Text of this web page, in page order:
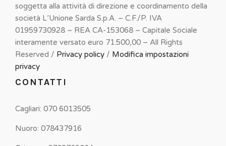
soggetta alla attività di direzione e coordinamento della
società L’Unione Sarda S.p.A. – C.F./P. IVA
01959730928 – REA CA-153068 – Capitale Sociale
interamente versato euro 71.500,00 – All Rights
Reserved / Privacy policy / Modifica impostazioni
privacy
CONTATTI
Cagliari: 070 6013505
Nuoro: 078437916